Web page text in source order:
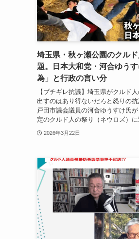
埼玉県・秋ヶ瀬公園のクル
題。日本大和党・河合ゆう
為」と行政の言い分
【ブチギレ抗議】埼玉県がクルド
出すのはあり得ないだろと怒りの
戸田市議会議員の河合ゆうすけ氏
定のクルド人の祭り（ネウロズ）
2026年3月22日